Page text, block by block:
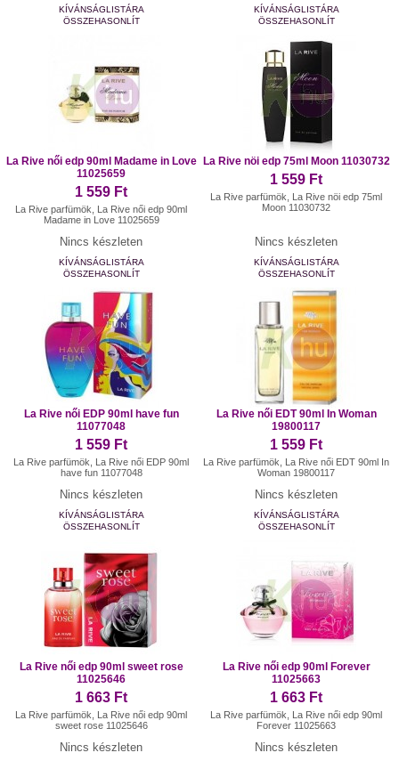
KÍVÁNSÁGLISTÁRA
ÖSSZEHASONLÍT
KÍVÁNSÁGLISTÁRA
ÖSSZEHASONLÍT
La Rive női edp 90ml Madame in Love
11025659
1 559 Ft
La Rive parfümök, La Rive női edp 90ml
Madame in Love 11025659
Nincs készleten
KÍVÁNSÁGLISTÁRA
ÖSSZEHASONLÍT
La Rive nöi edp 75ml Moon 11030732
1 559 Ft
La Rive parfümök, La Rive nöi edp 75ml
Moon 11030732
Nincs készleten
KÍVÁNSÁGLISTÁRA
ÖSSZEHASONLÍT
La Rive női EDP 90ml have fun
11077048
1 559 Ft
La Rive parfümök, La Rive női EDP 90ml
have fun 11077048
Nincs készleten
KÍVÁNSÁGLISTÁRA
ÖSSZEHASONLÍT
La Rive női EDT 90ml In Woman
19800117
1 559 Ft
La Rive parfümök, La Rive női EDT 90ml In
Woman 19800117
Nincs készleten
KÍVÁNSÁGLISTÁRA
ÖSSZEHASONLÍT
La Rive női edp 90ml sweet rose
11025646
1 663 Ft
La Rive parfümök, La Rive női edp 90ml
sweet rose 11025646
Nincs készleten
La Rive női edp 90ml Forever
11025663
1 663 Ft
La Rive parfümök, La Rive női edp 90ml
Forever 11025663
Nincs készleten